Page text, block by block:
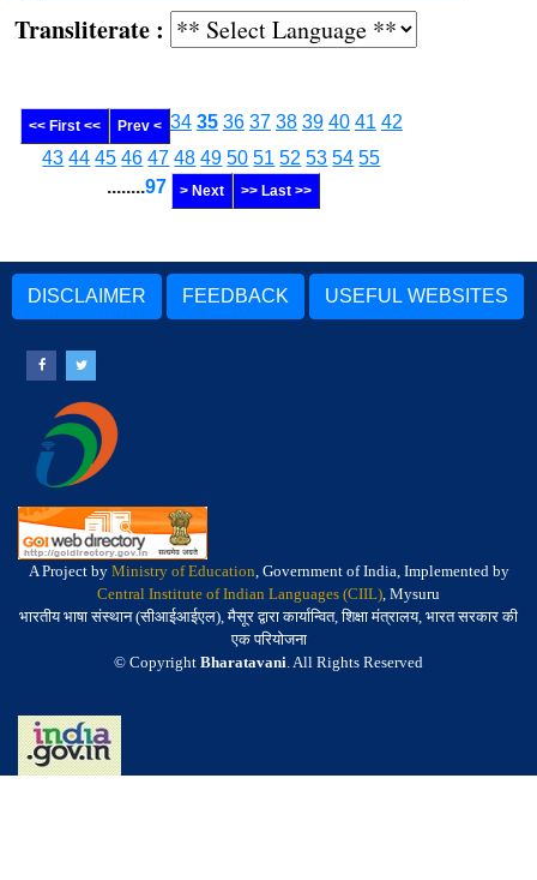
:
<< First << Prev < 34 35 36 37 38 39 40 41 42
43 44 45 46 47 48 49 50 51 52 53 54 55
........97 > Next >> Last >>
DISCLAIMER FEEDBACK USEFUL WEBSITES
A Project by Ministry of Education, Government of India, Implemented by
Central Institute of Indian Languages (CIIL), Mysuru
भारतीय भाषा संस्थान (सीआईआईएल), मैसूर द्वारा कार्यान्वित, शिक्षा मंत्रालय, भारत सरकार की
एक परियोजना
© Copyright Bharatavani. All Rights Reserved